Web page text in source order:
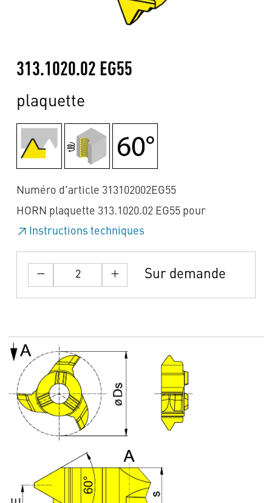
313.1020.02 EG55
plaquette
Numéro d'article 313102002EG55
HORN plaquette 313.1020.02 EG55 pour
Instructions techniques
Sur demande